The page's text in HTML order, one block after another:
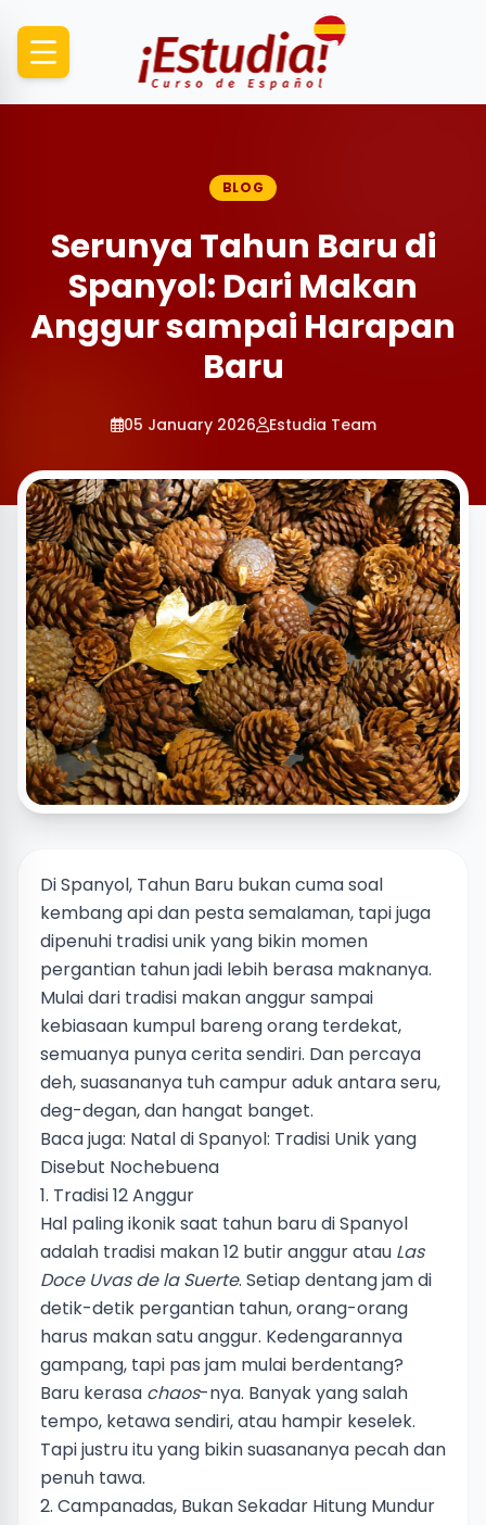
BLOG
Serunya Tahun Baru di
Spanyol: Dari Makan
Anggur sampai Harapan
Baru
05 January 2026 Estudia Team
Di Spanyol, Tahun Baru bukan cuma soal
kembang api dan pesta semalaman, tapi juga
dipenuhi tradisi unik yang bikin momen
pergantian tahun jadi lebih berasa maknanya.
Mulai dari tradisi makan anggur sampai
kebiasaan kumpul bareng orang terdekat,
semuanya punya cerita sendiri. Dan percaya
deh, suasananya tuh campur aduk antara seru,
deg-degan, dan hangat banget.
Baca juga: Natal di Spanyol: Tradisi Unik yang
Disebut Nochebuena
1. Tradisi 12 Anggur
Hal paling ikonik saat tahun baru di Spanyol
adalah tradisi makan 12 butir anggur atau Las
Doce Uvas de la Suerte. Setiap dentang jam di
detik-detik pergantian tahun, orang-orang
harus makan satu anggur. Kedengarannya
gampang, tapi pas jam mulai berdentang?
Baru kerasa chaos-nya. Banyak yang salah
tempo, ketawa sendiri, atau hampir keselek.
Tapi justru itu yang bikin suasananya pecah dan
penuh tawa.
2. Campanadas, Bukan Sekadar Hitung Mundur